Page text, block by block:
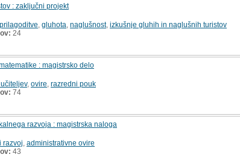
: zaključni projekt
prilagoditve gluhota naglušnost, izkušnje gluhih in naglušnih turistov
24
: magistrsko delo
, ovire razredni pouk
74
razvoja : magistrska naloga
razvoj administrativne ovire
43